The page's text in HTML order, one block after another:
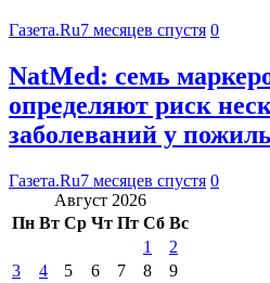
Газета.Ru7 месяцев спустя 0
NatMed: семь
определяют риск
заболеваний у
Газета.Ru7 месяцев спустя 0
Август 2026
Пн Вт Ср Чт Пт Сб Вс
1
2
3
4 5 6 7 8
9